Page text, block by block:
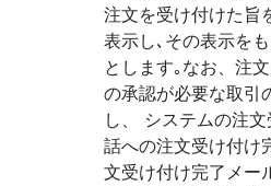
注文を受け付けた旨
表示し､その表示を
とします｡なお、注
の承認が必要な取引
し、 システムの注
話への注文受け付け
文受け付け完了メー